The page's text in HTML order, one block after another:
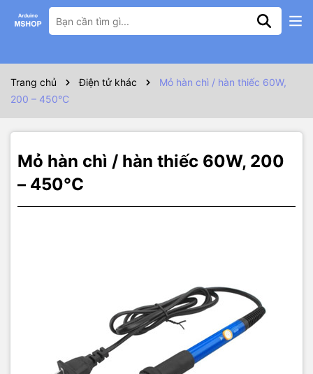
Trang chủ Điện tử khác
Mỏ hàn chì / hàn thiếc 60W,
200 – 450°C
Mỏ hàn chì / hàn thiếc 60W, 200
– 450°C
Thông số kỹ thuật
Điện áp 220V